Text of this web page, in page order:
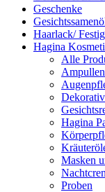
Geschenke
Haarlack/
Hagina
Alle
Hagina
Masken
Proben